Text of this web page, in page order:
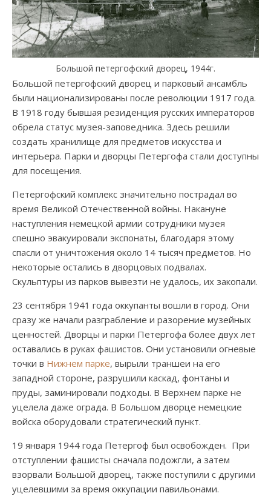
Большой петергофский дворец, 1944г.
Большой петергофский дворец и парковый ансамбль
были национализированы после революции 1917 года.
В 1918 году бывшая резиденция русских императоров
обрела статус музея-заповедника. Здесь решили
создать хранилище для предметов искусства и
интерьера. Парки и дворцы Петергофа стали доступны
для посещения.
Петергофский комплекс значительно пострадал во
время Великой Отечественной войны. Накануне
наступления немецкой армии сотрудники музея
спешно эвакуировали экспонаты, благодаря этому
спасли от уничтожения около 14 тысяч предметов. Но
некоторые остались в дворцовых подвалах.
Скульптуры из парков вывезти не удалось, их закопали.
23 сентября 1941 года оккупанты вошли в город. Они
сразу же начали разграбление и разорение музейных
ценностей. Дворцы и парки Петергофа более двух лет
оставались в руках фашистов. Они установили огневые
точки в Нижнем парке, вырыли траншеи на его
западной стороне, разрушили каскад, фонтаны и
пруды, заминировали подходы. В Верхнем парке не
уцелела даже ограда. В Большом дворце немецкие
войска оборудовали стратегический пункт.
19 января 1944 года Петергоф был освобожден. При
отступлении фашисты сначала подожгли, а затем
взорвали Большой дворец, также поступили с другими
уцелевшими за время оккупации павильонами.